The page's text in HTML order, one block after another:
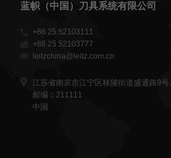
蓝帜（中国）刀具系统有限公司
+86 25 52103111
+86 25 52103777
leitzchina@leitz.com.cn
江苏省南京市江宁区秣陵街道盛通路9号,
邮编：211111
中国